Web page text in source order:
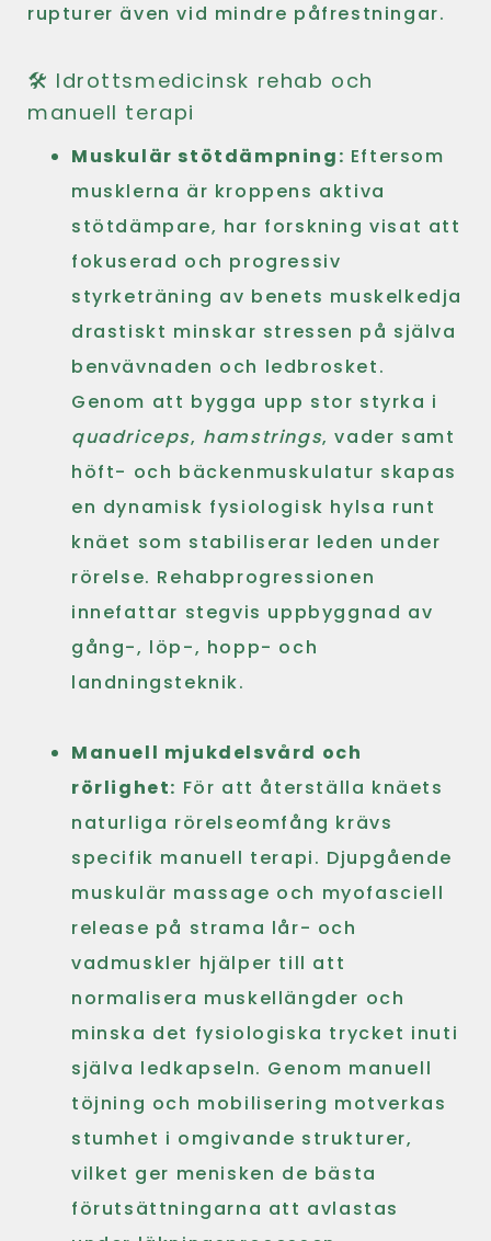
rupturer även vid mindre påfrestningar.
🛠️ Idrottsmedicinsk rehab och
manuell terapi
Muskulär stötdämpning: Eftersom
musklerna är kroppens aktiva
stötdämpare, har forskning visat att
fokuserad och progressiv
styrketräning av benets muskelkedja
drastiskt minskar stressen på själva
benvävnaden och ledbrosket.
Genom att bygga upp stor styrka i
quadriceps, hamstrings, vader samt
höft- och bäckenmuskulatur skapas
en dynamisk fysiologisk hylsa runt
knäet som stabiliserar leden under
rörelse. Rehabprogressionen
innefattar stegvis uppbyggnad av
gång-, löp-, hopp- och
landningsteknik.
Manuell mjukdelsvård och
rörlighet: För att återställa knäets
naturliga rörelseomfång krävs
specifik manuell terapi. Djupgående
muskulär massage och myofasciell
release på strama lår- och
vadmuskler hjälper till att
normalisera muskellängder och
minska det fysiologiska trycket inuti
själva ledkapseln. Genom manuell
töjning och mobilisering motverkas
stumhet i omgivande strukturer,
vilket ger menisken de bästa
förutsättningarna att avlastas